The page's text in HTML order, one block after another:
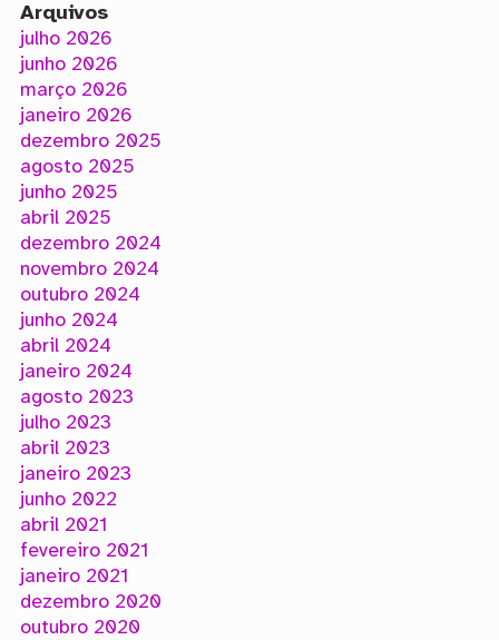
Arquivos
julho 2026
junho 2026
março 2026
janeiro 2026
dezembro 2025
agosto 2025
junho 2025
abril 2025
dezembro 2024
novembro 2024
outubro 2024
junho 2024
abril 2024
janeiro 2024
agosto 2023
julho 2023
abril 2023
janeiro 2023
junho 2022
abril 2021
fevereiro 2021
janeiro 2021
dezembro 2020
outubro 2020